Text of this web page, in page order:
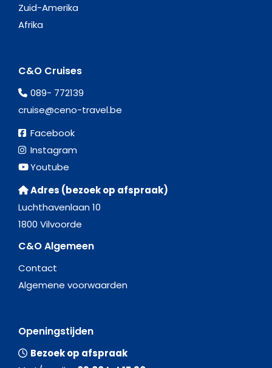
Zuid-Amerika
Afrika
C&O Cruises
089- 772139
cruise@ceno-travel.be
Facebook
Instagram
Youtube
Adres (bezoek op afspraak)
Luchthavenlaan 10
1800 Vilvoorde
C&O Algemeen
Contact
Algemene voorwaarden
Openingstijden
Bezoek op afspraak